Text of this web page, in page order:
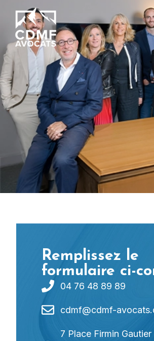
Remplissez le
formulaire ci-
04 76 48 89 89
cdmf@cdmf-
7 Place Firmin Gautier